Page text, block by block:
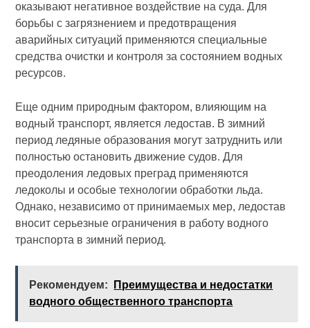
оказывают негативное воздействие на суда. Для
борьбы с загрязнением и предотвращения
аварийных ситуаций применяются специальные
средства очистки и контроля за состоянием водных
ресурсов.
Еще одним природным фактором, влияющим на
водный транспорт, является ледостав. В зимний
период ледяные образования могут затруднить или
полностью остановить движение судов. Для
преодоления ледовых преград применяются
ледоколы и особые технологии обработки льда.
Однако, независимо от принимаемых мер, ледостав
вносит серьезные ограничения в работу водного
транспорта в зимний период.
Рекомендуем:
Преимущества и недостатки
водного общественного транспорта